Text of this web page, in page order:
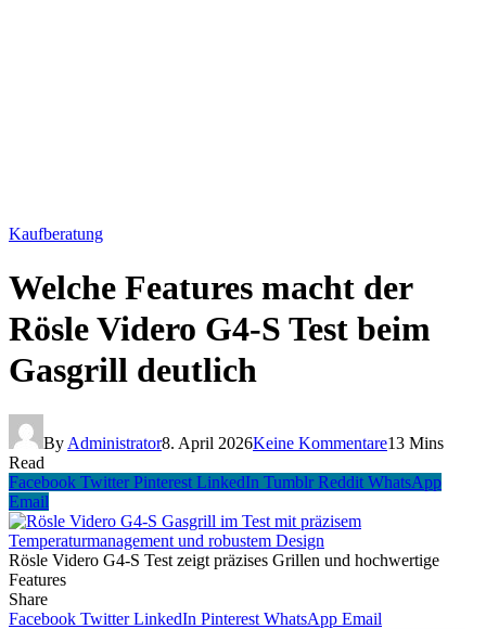
Kaufberatung
Welche Features macht der
Rösle Videro G4-S Test beim
Gasgrill deutlich
By Administrator8. April 2026Keine Kommentare13 Mins
Read
Facebook Twitter Pinterest LinkedIn Tumblr Reddit WhatsApp
Email
Rösle Videro G4-S Test zeigt präzises Grillen und hochwertige
Features
Share
Facebook Twitter LinkedIn Pinterest WhatsApp Email